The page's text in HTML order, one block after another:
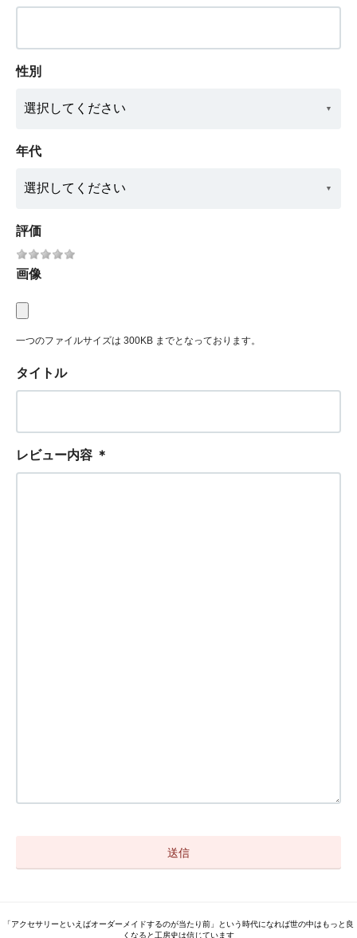
性別
年代
評価
画像
一つのファイルサイズは 300KB までとなっております。
タイトル
レビュー内容 ＊
「アクセサリーといえばオーダーメイドするのが当たり前」という時代になれば世の中はもっと良
くなると工房史は信じています